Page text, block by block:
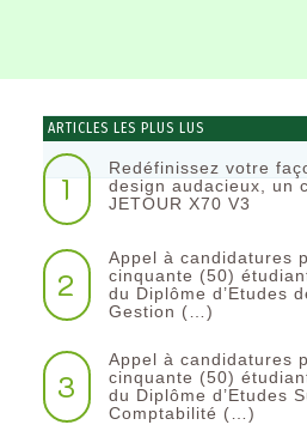
ARTICLES LES PLUS LUS
1
Redéfinissez votre
design audacieux, un
JETOUR X70 V3
2
Appel à candidatures
cinquante (50)
du Diplôme d’Etudes
Gestion (…)
3
Appel à candidatures
cinquante (50)
du Diplôme d’Etudes
Comptabilité (…)